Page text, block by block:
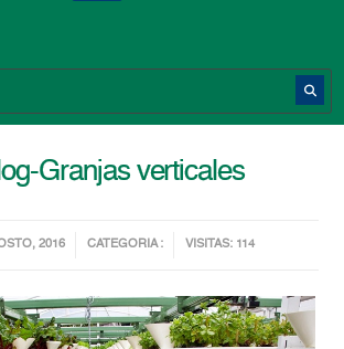
Granjas verticales
2016 CATEGORIA : VISITAS: 114